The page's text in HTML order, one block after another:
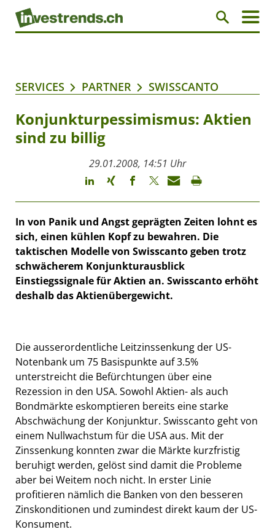
SERVICES PARTNER SWISSCANTO
Konjunkturpessimismus: Aktien
sind zu billig
29.01.2008, 14:51 Uhr
In von Panik und Angst geprägten Zeiten lohnt es
sich, einen kühlen Kopf zu bewahren. Die
taktischen Modelle von Swisscanto geben trotz
schwächerem Konjunkturausblick
Einstiegssignale für Aktien an. Swisscanto erhöht
deshalb das Aktienübergewicht.
Die ausserordentliche Leitzinssenkung der US-
Notenbank um 75 Basispunkte auf 3.5%
unterstreicht die Befürchtungen über eine
Rezession in den USA. Sowohl Aktien- als auch
Bondmärkte eskomptieren bereits eine starke
Abschwächung der Konjunktur. Swisscanto geht von
einem Nullwachstum für die USA aus. Mit der
Zinssenkung konnten zwar die Märkte kurzfristig
beruhigt werden, gelöst sind damit die Probleme
aber bei Weitem noch nicht. In erster Linie
profitieren nämlich die Banken von den besseren
Zinskonditionen und zumindest direkt kaum der US-
Konsument.